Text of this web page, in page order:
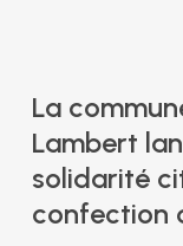
La
Lambert
solidarité
confection